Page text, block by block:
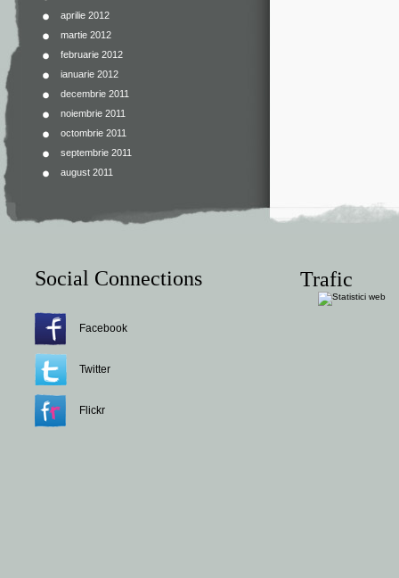
aprilie 2012
martie 2012
februarie 2012
ianuarie 2012
decembrie 2011
noiembrie 2011
octombrie 2011
septembrie 2011
august 2011
Social Connections
Facebook
Twitter
Flickr
Trafic